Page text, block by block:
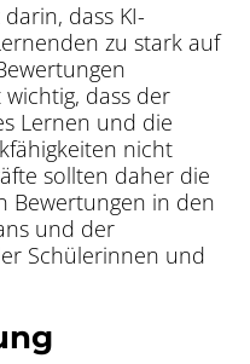
dass KI-
zu stark auf
dass der
Lernen und die
nicht
sollten daher die
Bewertungen in den
und der
Schülerinnen und